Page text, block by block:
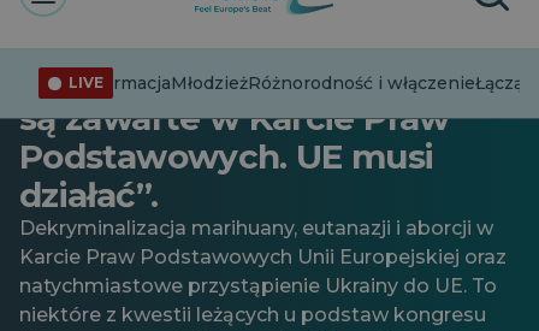
LIVE
DezinformacjaMłodzieżRóżnorodność i włączenie
Sprawy bieżące
Prezydent Eumans Marco
Cappato: „Eutanazja i aborcja
są zawarte w Karcie Praw
Podstawowych. UE musi
działać”.
Dekryminalizacja marihuany, eutanazji i aborcji w
Karcie Praw Podstawowych Unii Europejskiej oraz
natychmiastowe przystąpienie Ukrainy do UE. To
niektóre z kwestii leżących u podstaw kongresu